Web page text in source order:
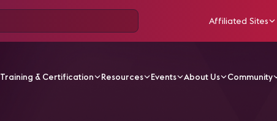
Affiliated Sites
Training & Certification Resources Events About Us Community